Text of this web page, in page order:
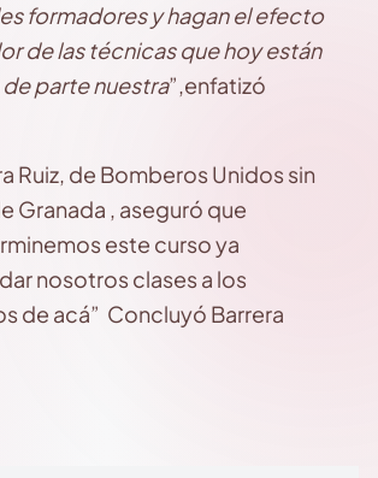
formadores y hagan el efecto
de las técnicas que hoy están
parte nuestra”,enfatizó
Ruiz, de Bomberos Unidos sin
Granada , aseguró que
este curso ya
nosotros clases a los
de acá” Concluyó Barrera